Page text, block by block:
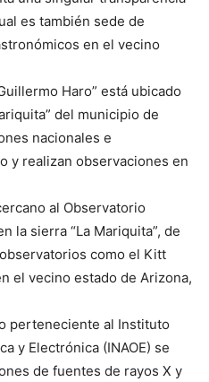
es también sede de
en el vecino
Haro” está ubicado
del municipio de
nacionales e
y realizan observaciones en
al Observatorio
la sierra “La Mariquita”, de
como el Kitt
el vecino estado de Arizona,
perteneciente al Instituto
y Electrónica (INAOE) se
de fuentes de rayos X y